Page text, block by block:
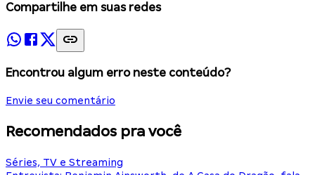
Compartilhe em suas redes
Encontrou algum erro neste conteúdo?
Envie seu comentário
Recomendados pra você
Séries, TV e Streaming